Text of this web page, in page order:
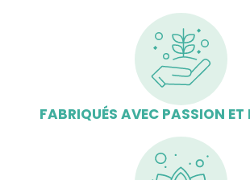
FABRIQUÉS AVEC PASSION ET